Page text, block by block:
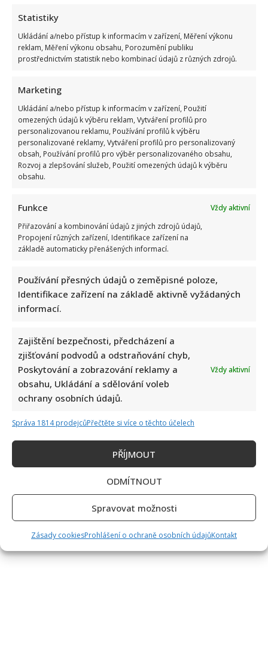
Statistiky
Ukládání a/nebo přístup k informacím v zařízení, Měření výkonu
reklam, Měření výkonu obsahu, Porozumění publiku
prostřednictvím statistik nebo kombinací údajů z různých zdrojů.
Marketing
Ukládání a/nebo přístup k informacím v zařízení, Použití
omezených údajů k výběru reklam, Vytváření profilů pro
personalizovanou reklamu, Používání profilů k výběru
personalizované reklamy, Vytváření profilů pro personalizovaný
obsah, Používání profilů pro výběr personalizovaného obsahu,
Rozvoj a zlepšování služeb, Použití omezených údajů k výběru
obsahu.
Funkce
Vždy aktivní
Přiřazování a kombinování údajů z jiných zdrojů údajů,
Propojení různých zařízení, Identifikace zařízení na
základě automaticky přenášených informací.
Používání přesných údajů o zeměpisné poloze,
Identifikace zařízení na základě aktivně vyžádaných
informací.
Zajištění bezpečnosti, předcházení a
zjišťování podvodů a odstraňování chyb,
Poskytování a zobrazování reklamy a
obsahu, Ukládání a sdělování voleb
ochrany osobních údajů.
Vždy aktivní
Správa 1814 prodejcůPřečtěte si více o těchto účelech
PŘÍJMOUT
ODMÍTNOUT
Spravovat možnosti
Zásady cookiesProhlášení o ochraně osobních údajůKontakt
těžkých
období.
jim
dalo
i
seznámení
syn
Ivana Chýlková promluvila o vážných zdravotních
problémech. Musela dokonce i na operaci
Lenka Marousková 10. 5. 2025
Herečka Ivana Chýlková si v posledních měsících od
práce nechtěně odpočinula. Musela se dát zdravotně
Více Read
more
about
Ivana
Chýlková
vážných
zdravotních
problémech.
Musela
dokonce
operaci